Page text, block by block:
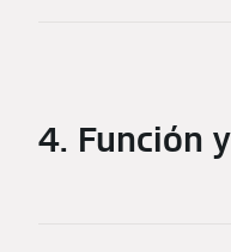
4. Función